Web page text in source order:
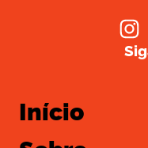
Início